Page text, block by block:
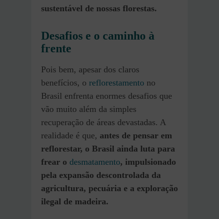
sustentável de nossas florestas.
Desafios e o caminho à
frente
Pois bem, apesar dos claros
benefícios, o reflorestamento no
Brasil enfrenta enormes desafios que
vão muito além da simples
recuperação de áreas devastadas. A
realidade é que, antes de pensar em
reflorestar, o Brasil ainda luta para
frear o desmatamento, impulsionado
pela expansão descontrolada da
agricultura, pecuária e a exploração
ilegal de madeira.